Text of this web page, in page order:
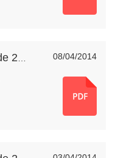
08/04/2014